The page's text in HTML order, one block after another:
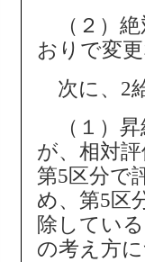
（２）絶
おりで変
次に、2
（１）昇
が、相対
第5区分で
め、第5区
除してい
の考え方